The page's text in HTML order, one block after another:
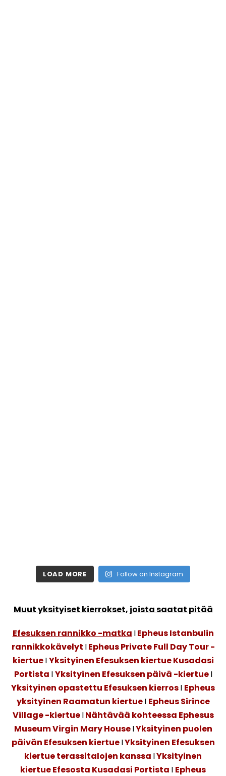
LOAD MORE Follow on Instagram
Muut yksityiset kierrokset, joista saatat pitää
Efesuksen rannikko -matka IEpheus Istanbulin
rannikkokävelyt IEpheus Private Full Day Tour -
kiertueIYksityinen Efesuksen kiertue Kusadasi
Portista IYksityinen Efesuksen päivä -kiertueI
Yksityinen opastettu Efesuksen kierrosI Epheus
yksityinen Raamatun kiertueI Epheus Sirince
Village -kiertueINähtävää kohteessa Ephesus
Museum Virgin Mary HouseIYksityinen puolen
päivän Efesuksen kiertueIYksityinen Efesuksen
kiertue terassitalojen kanssa IYksityinen
kiertue Efesosta Kusadasi Portista I Epheus